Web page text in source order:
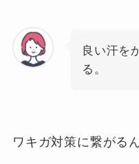
良い汗を
る。
ワキガ対策に繋がる